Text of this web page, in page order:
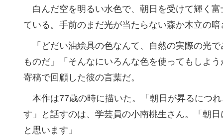
白んだ空を明るい水色で、朝日を受けて輝く
ている。手前のまだ光が当たらない森か木立の
「どだい油絵具の色なんて、自然の実際の光
ものだ」「そんなにいろんな色を使ってもしよ
寄稿で回顧した彼の言葉だ。
本作は77歳の時に描いた。「朝日が昇るにつ
す」と話すのは、学芸員の小南桃生さん。「朝
と思います」